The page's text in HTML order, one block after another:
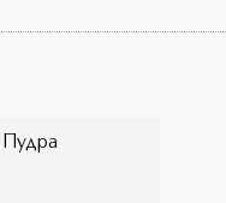
Пудра